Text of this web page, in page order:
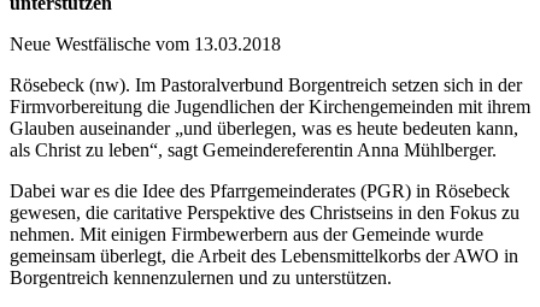
Neue Westfälische vom 13.03.2018
Rösebeck (nw). Im Pastoralverbund Borgentreich setzen sich in der
Firmvorbereitung die Jugendlichen der Kirchengemeinden mit ihrem
Glauben auseinander „und überlegen, was es heute bedeuten kann,
als Christ zu leben“, sagt Gemeindereferentin Anna Mühlberger.
Dabei war es die Idee des Pfarrgemeinderates (PGR) in Rösebeck
gewesen, die caritative Perspektive des Christseins in den Fokus zu
nehmen. Mit einigen Firmbewerbern aus der Gemeinde wurde
gemeinsam überlegt, die Arbeit des Lebensmittelkorbs der AWO in
Borgentreich kennenzulernen und zu unterstützen.